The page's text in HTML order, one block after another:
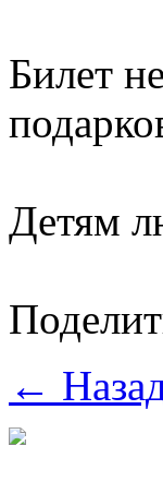
Билет
Детям
←